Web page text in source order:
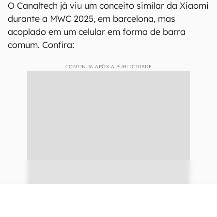
O Canaltech já viu um conceito similar da Xiaomi
durante a MWC 2025, em barcelona, mas
acoplado em um celular em forma de barra
comum. Confira:
CONTINUA APÓS A PUBLICIDADE